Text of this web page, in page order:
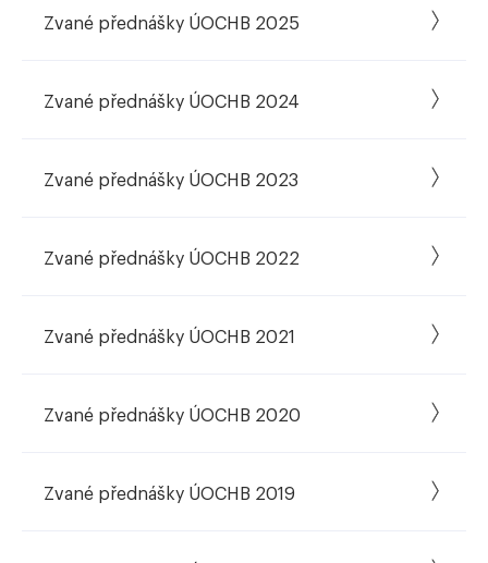
Zvané přednášky ÚOCHB 2025
Zvané přednášky ÚOCHB 2024
Zvané přednášky ÚOCHB 2023
Zvané přednášky ÚOCHB 2022
Zvané přednášky ÚOCHB 2021
Zvané přednášky ÚOCHB 2020
Zvané přednášky ÚOCHB 2019